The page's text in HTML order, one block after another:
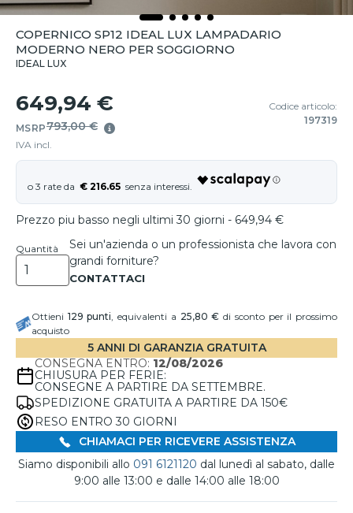
COPERNICO SP12 IDEAL LUX LAMPADARIO
MODERNO NERO PER SOGGIORNO
IDEAL LUX
649,94 €
MSRP793,00 €
IVA incl.
Codice articolo:
197319
€ 216.65
Prezzo piu basso negli ultimi 30 giorni - 649,94 €
Quantità
Sei un'azienda o un professionista che lavora con
grandi forniture?
Ottieni 129 punti, equivalenti a 25,80 € di sconto per il prossimo
acquisto
5 ANNI DI GARANZIA GRATUITA
CONSEGNA ENTRO: 12/08/2026
CHIUSURA PER FERIE:
CONSEGNE A PARTIRE DA SETTEMBRE.
SPEDIZIONE GRATUITA A PARTIRE DA 150€
RESO ENTRO 30 GIORNI
CHIAMACI PER RICEVERE ASSISTENZA
Siamo disponibili allo 091 6121120 dal lunedì al sabato, dalle
9:00 alle 13:00 e dalle 14:00 alle 18:00